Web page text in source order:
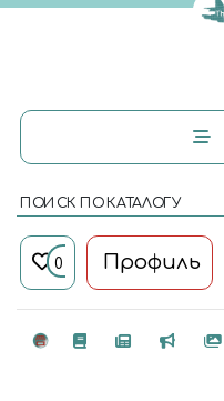
ПОИСК ПО КАТАЛОГУ
0 Профиль